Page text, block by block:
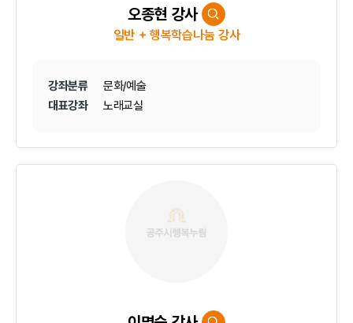
오종현 강사
일반 + 행복학습나눔 강사
강좌분류
문화/예술
대표강좌
노래교실